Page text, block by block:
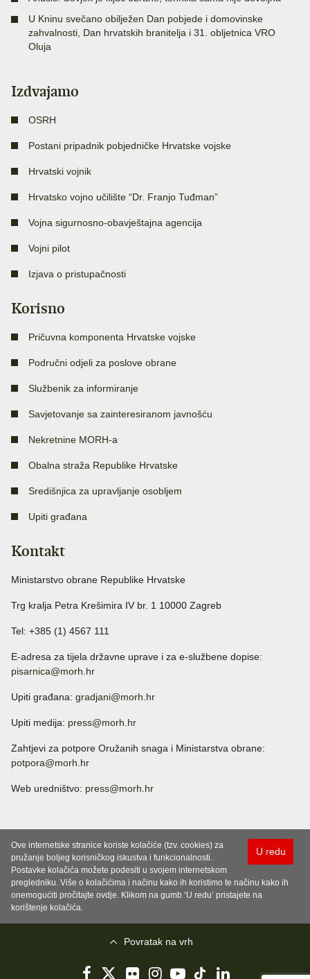
U Kninu svečano obilježen Dan pobjede i domovinske
zahvalnosti, Dan hrvatskih branitelja i 31. obljetnica VRO
Oluja
Izdvajamo
OSRH
Postani pripadnik pobjedničke Hrvatske vojske
Hrvatski vojnik
Hrvatsko vojno učilište “Dr. Franjo Tuđman”
Vojna sigurnosno-obavještajna agencija
Vojni pilot
Izjava o pristupačnosti
Korisno
Pričuvna komponenta Hrvatske vojske
Područni odjeli za poslove obrane
Službenik za informiranje
Savjetovanje sa zainteresiranom javnošću
Nekretnine MORH-a
Obalna straža Republike Hrvatske
Središnjica za upravljanje osobljem
Upiti građana
Kontakt
Ministarstvo obrane Republike Hrvatske
Trg kralja Petra Krešimira IV br. 1 10000 Zagreb
Tel: +385 (1) 4567 111
E-adresa za tijela državne uprave i za e-službene dopise:
pisarnica@morh.hr
Upiti građana: gradjani@morh.hr
Upiti medija: press@morh.hr
Zahtjevi za potpore Oružanih snaga i Ministarstva obrane:
potpora@morh.hr
Web uredništvo: press@morh.hr
U redu
Ove internetske stranice koriste kolačiće (tzv. cookies) za
pružanje boljeg korisničkog iskustva i funkcionalnosti.
Postavke kolačića možete podesiti u svojem internetskom
pregledniku. Više o kolačićima i načinu kako ih koristimo te načinu kako ih
onemogućiti pročitajte ovdje. Klikom na gumb ‘U redu’ pristajete na
korištenje kolačića.
Povratak na vrh